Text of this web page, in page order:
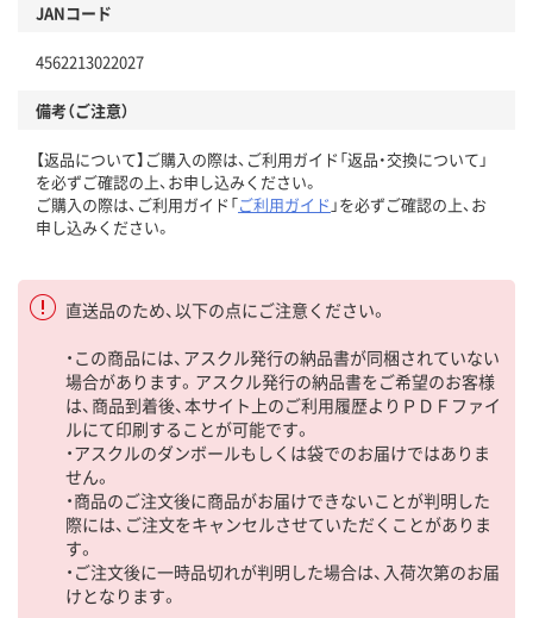
JANコード
4562213022027
備考（ご注意）
【返品について】ご購入の際は、ご利用ガイド「返品・交換について」
を必ずご確認の上、お申し込みください。
ご購入の際は、ご利用ガイド「ご利用ガイド 」を必ずご確認の上、お
申し込みください。
直送品のため、以下の点にご注意ください。
・この商品には、アスクル発行の納品書が同梱されていない
場合があります。アスクル発行の納品書をご希望のお客様
は、商品到着後、本サイト上のご利用履歴よりＰＤＦファイ
ルにて印刷することが可能です。
・アスクルのダンボールもしくは袋でのお届けではありま
せん。
・商品のご注文後に商品がお届けできないことが判明した
際には、ご注文をキャンセルさせていただくことがありま
す。
・ご注文後に一時品切れが判明した場合は、入荷次第のお届
けとなります。